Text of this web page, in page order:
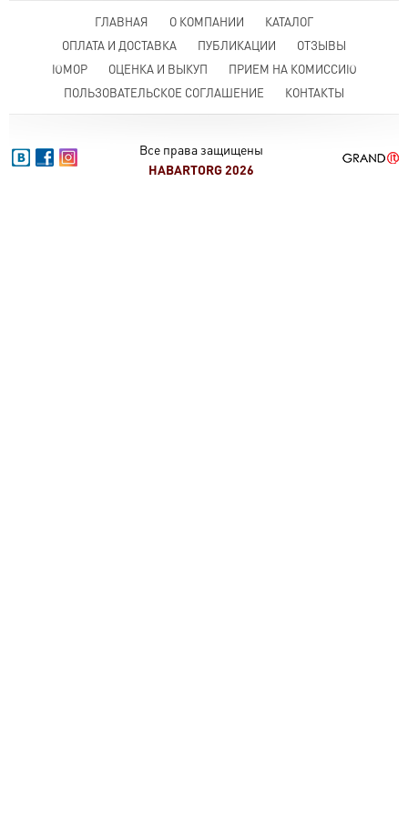
ГЛАВНАЯ О КОМПАНИИ
КАТАЛОГ
ОПЛАТА И ДОСТАВКА
ПУБЛИКАЦИИ
ОТЗЫВЫ
ЮМОР
ОЦЕНКА И ВЫКУП
ПРИЕМ НА КОМИССИЮ
ПОЛЬЗОВАТЕЛЬСКОЕ СОГЛАШЕНИЕ
КОНТАКТЫ
Все права защищены
HABARTORG 2026